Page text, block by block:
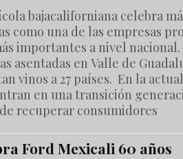
bajacaliforniana celebra
como una de las empresas
importantes a nivel nacional.
asentadas en Valle de
vinos a 27 países. En la
en una transición
recuperar consumidores
Ford Mexicali 60 años